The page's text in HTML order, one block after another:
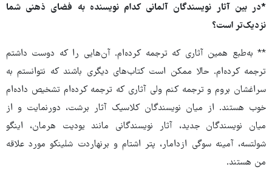
*در بین آثار نویسندگان آلمانی کدام نویسنده به فضای ذهنی شما
نزدیک‌تر است؟
** به‌طبع همین آثاری که ترجمه کرده‌ام. آن‌هایی را که دوست داشتم
ترجمه کرده‌ام. حالا ممکن است کتاب‌های دیگری باشند که نتوانستم به
سراغشان بروم و ترجمه کنم ولی آثاری که ترجمه کرده‌ام تشخیص داده‌ام
خوب هستند. از میان نویسندگان کلاسیک آثار برشت، دورنمایت و از
میان نویسندگان جدید، آثار نویسندگانی مانند یودیت هرمان، اینگو
شولتسه، آمینه سوگی ازدامار، پتر اشتام و برنهاردت شلینکو مورد علاقه
من هستند.